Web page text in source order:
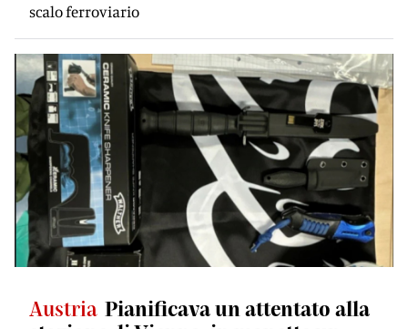
scalo ferroviario
Austria Pianificava un attentato alla